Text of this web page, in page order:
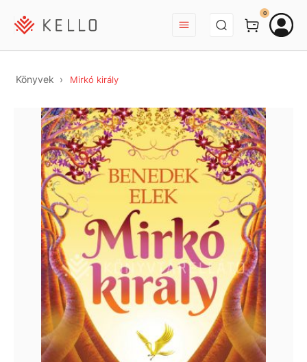
BEJELENTKEZÉS
0
Könyvek Mirkó király